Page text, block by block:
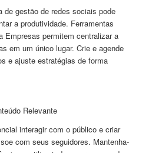
de gestão de redes sociais pode
a produtividade. Ferramentas
Empresas permitem centralizar a
em um único lugar. Crie e agende
e ajuste estratégias de forma
Relevante
interagir com o público e criar
com seus seguidores. Mantenha-